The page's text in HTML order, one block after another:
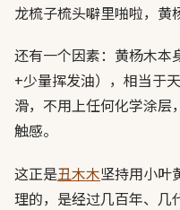
龙梳子梳头噼里啪啦，黄
还有一个因素：黄杨木本
+少量挥发油），相当于
滑，不用上任何化学涂层
触感。
这正是丑木木坚持用小
理的，是经过几百年、几